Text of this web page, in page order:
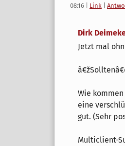
08:16 Link
Dirk
Jetzt mal
Wie
eine
gut. (Sehr
Multiclient-